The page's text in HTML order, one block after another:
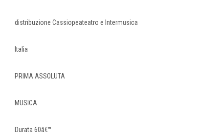
distribuzione Cassiopeateatro e Intermusica
Italia
PRIMA ASSOLUTA
MUSICA
Durata 60â€™